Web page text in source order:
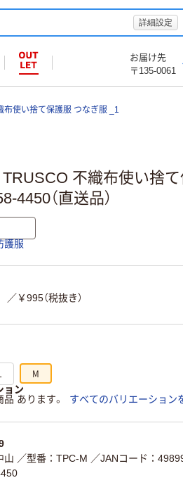
詳細設定
お届け先
〒135-0061
布使い捨て保護服 つなぎ服 _1
TRUSCO 不織布使い捨
4450（直送品）
護服
／￥995（税抜き）
M
ョン
品 あります。
すべてのバリエーション
山 ／型番：TPC-M ／JANコード：